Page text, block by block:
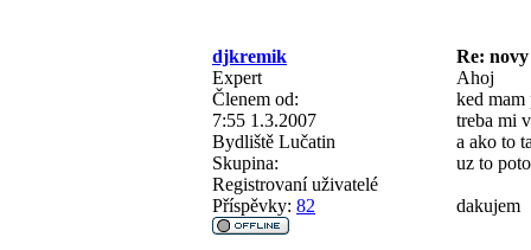
djkremik
Re:
Expert
Členem od:
7:55 1.3.2007
Bydliště Lučatin
Skupina:
Registrovaní uživatelé
Příspěvky: 82
Ahoj
ked mam
treba mi
a ako to
uz to
dakujem